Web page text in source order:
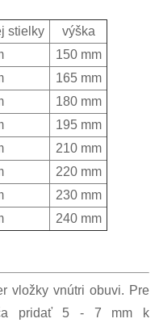
stielky
výška
150 mm
165 mm
180 mm
195 mm
210 mm
220 mm
230 mm
240 mm
vložky vnútri obuvi. Pre
pridať 5 - 7 mm k